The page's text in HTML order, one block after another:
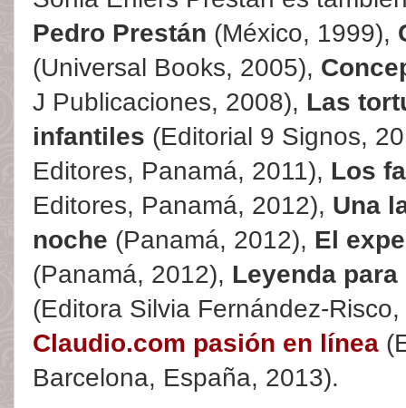
Pedro Prestán (México, 1999),
(Universal Books, 2005),
J Publicaciones, 2008), Las
infantiles (Editorial 9 Signos,
Editores, Panamá, 2011), Los
Editores, Panamá, 2012), Una
noche (Panamá, 2012), El
(Panamá, 2012), Leyenda
(Editora Silvia Fernández-
Claudio.com pasión en línea
Barcelona, España, 2013).